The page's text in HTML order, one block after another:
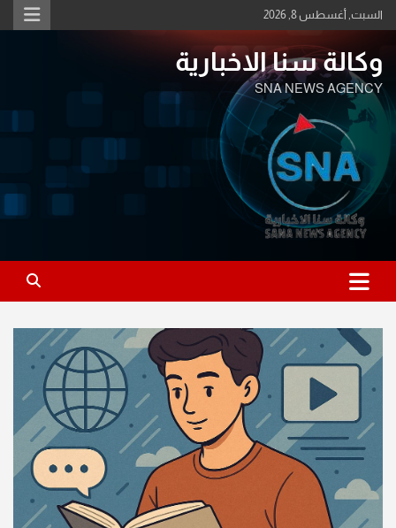
Skip
to
السبت, أغسطس 8, 2026
وكالة سنا الاخبارية
SNA NEWS AGENCY